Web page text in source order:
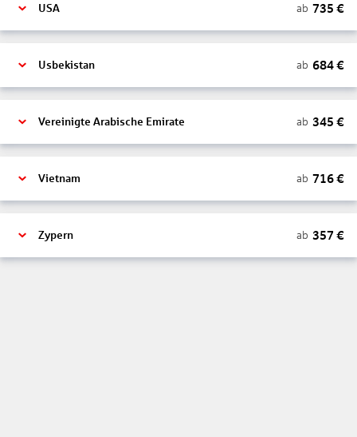
USA ab 735 €
Usbekistan ab 684€
Vereinigte Arabische Emirate ab 345 €
Vietnam ab 716€
Zypern ab 357 €